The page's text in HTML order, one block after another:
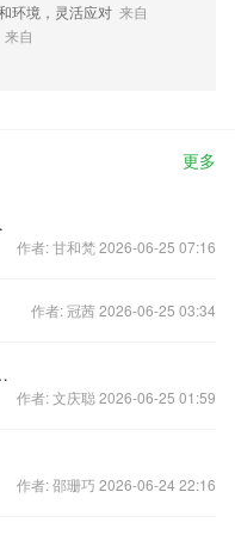
环境，灵活应对 来自
来自
更多
揭秘！
作者: 甘和梵 2026-06-25 07:16
作者: 冠茜 2026-06-25 03:34
酷手办京东卡
作者: 文庆聪 2026-06-25 01:59
作者: 邵珊巧 2026-06-24 22:16